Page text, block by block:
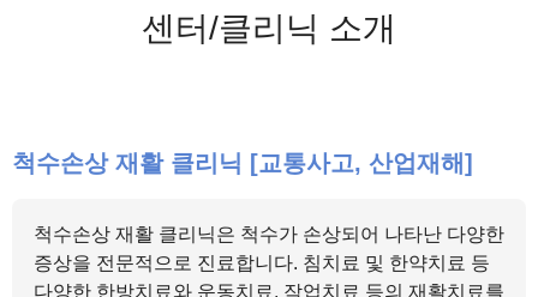
센터/클리닉 소개